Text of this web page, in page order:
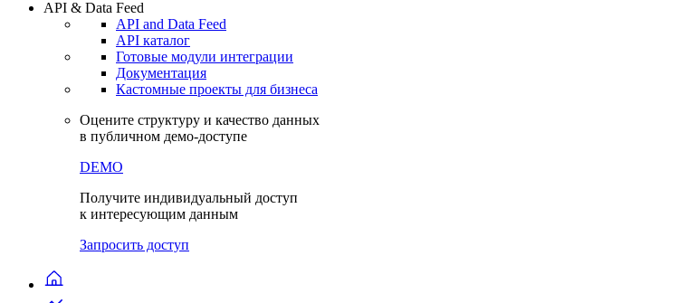
Откройте глобальную базу данных
Получить доступ
API & Data Feed
API and Data Feed
API каталог
Документация
Кастомные проекты для бизнеса
Оцените структуру и качество данных
в публичном демо-доступе
DEMO
Получите индивидуальный доступ